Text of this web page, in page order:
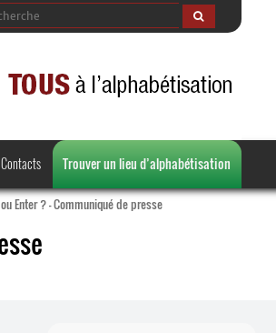
Contacts Trouver un lieu d’alphabétisation
Enter ? – Communiqué de presse